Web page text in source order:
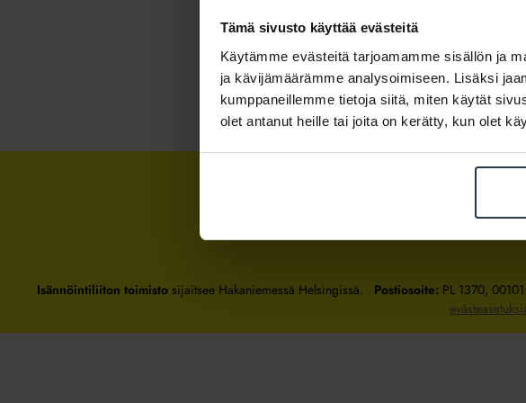
Tämä sivusto käyttää evästeitä
Käytämme evästeitä tarjoamamme sisällön ja
ja kävijämäärämme analysoimiseen. Lisäksi
kumppaneillemme tietoja siitä, miten käytät
olet antanut heille tai joita on kerätty, kun olet
Isännöintiliiton toimistosijaitsee Hakaniemessä Helsingissä. Postiosoite: PL 1370,